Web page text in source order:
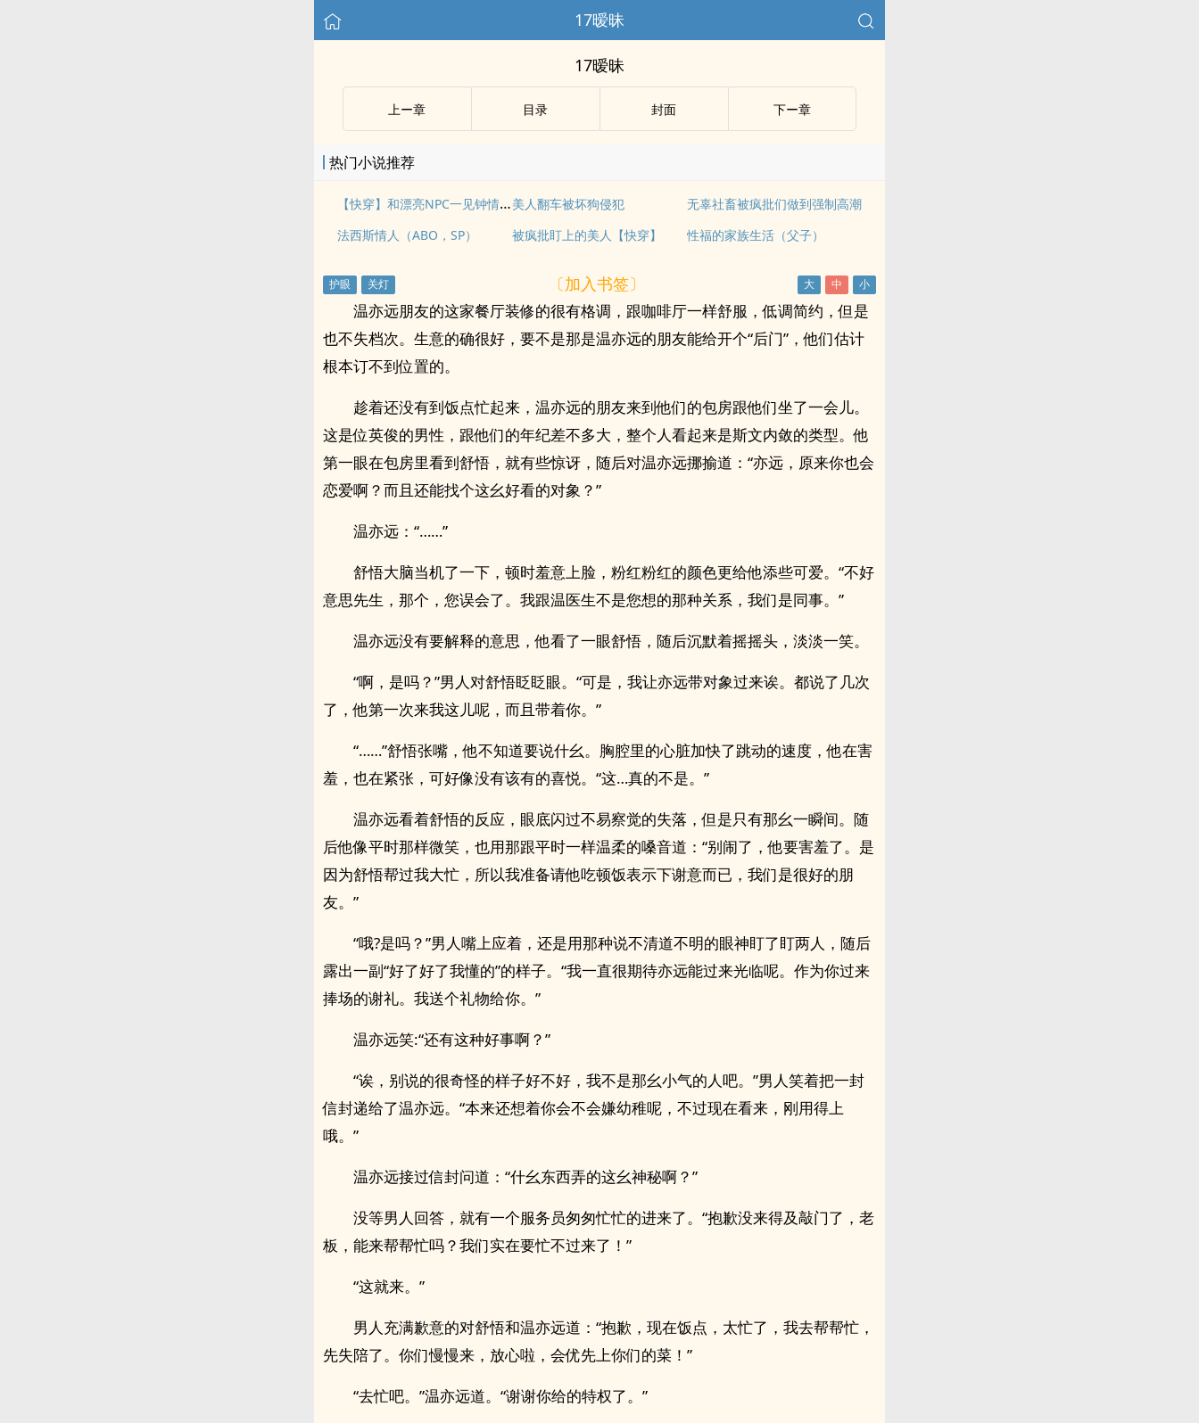
17暧昧
17暧昧
上ー章 目录 封面 下ー章
热门小说推荐
【快穿】和漂亮NPC一见钟情之后美人翻车被坏狗侵犯
无辜社畜被疯批们做到强制高潮
法西斯情人（ABO，SP）
被疯批盯上的美人【快穿】 性福的家族生活（父子）
〔加入书签〕
温亦远朋友的这家餐厅装修的很有格调，跟咖啡厅一样舒服，低调简约，但是
也不失档次。生意的确很好，要不是那是温亦远的朋友能给开个“后门”，他们估计
根本订不到位置的。
趁着还没有到饭点忙起来，温亦远的朋友来到他们的包房跟他们坐了一会儿。
这是位英俊的男性，跟他们的年纪差不多大，整个人看起来是斯文内敛的类型。他
第一眼在包房里看到舒悟，就有些惊讶，随后对温亦远挪揄道：“亦远，原来你也会
恋爱啊？而且还能找个这幺好看的对象？”
温亦远：“……”
舒悟大脑当机了一下，顿时羞意上脸，粉红粉红的颜色更给他添些可爱。“不好
意思先生，那个，您误会了。我跟温医生不是您想的那种关系，我们是同事。”
温亦远没有要解释的意思，他看了一眼舒悟，随后沉默着摇摇头，淡淡一笑。
“啊，是吗？”男人对舒悟眨眨眼。“可是，我让亦远带对象过来诶。都说了几次
了，他第一次来我这儿呢，而且带着你。”
“……”舒悟张嘴，他不知道要说什幺。胸腔里的心脏加快了跳动的速度，他在害
羞，也在紧张，可好像没有该有的喜悦。“这…真的不是。”
温亦远看着舒悟的反应，眼底闪过不易察觉的失落，但是只有那幺一瞬间。随
后他像平时那样微笑，也用那跟平时一样温柔的嗓音道：“别闹了，他要害羞了。是
因为舒悟帮过我大忙，所以我准备请他吃顿饭表示下谢意而已，我们是很好的朋
友。”
“哦?是吗？”男人嘴上应着，还是用那种说不清道不明的眼神盯了盯两人，随后
露出一副“好了好了我懂的”的样子。“我一直很期待亦远能过来光临呢。作为你过来
捧场的谢礼。我送个礼物给你。”
温亦远笑:“还有这种好事啊？”
“诶，别说的很奇怪的样子好不好，我不是那幺小气的人吧。”男人笑着把一封
信封递给了温亦远。“本来还想着你会不会嫌幼稚呢，不过现在看来，刚用得上
哦。”
温亦远接过信封问道：“什幺东西弄的这幺神秘啊？”
没等男人回答，就有一个服务员匆匆忙忙的进来了。“抱歉没来得及敲门了，老
板，能来帮帮忙吗？我们实在要忙不过来了！”
“这就来。”
男人充满歉意的对舒悟和温亦远道：“抱歉，现在饭点，太忙了，我去帮帮忙，
先失陪了。你们慢慢来，放心啦，会优先上你们的菜！”
“去忙吧。”温亦远道。“谢谢你给的特权了。”